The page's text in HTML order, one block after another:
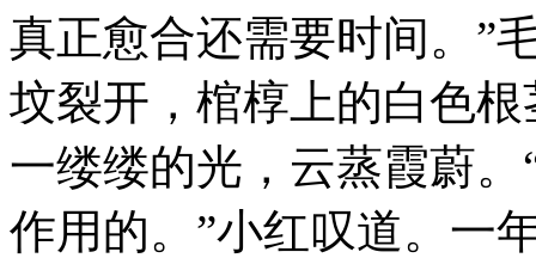
真正愈合还需要时间。”
坟裂开，棺椁上的白色
一缕缕的光，云蒸霞蔚
作用的。”小红叹道。一